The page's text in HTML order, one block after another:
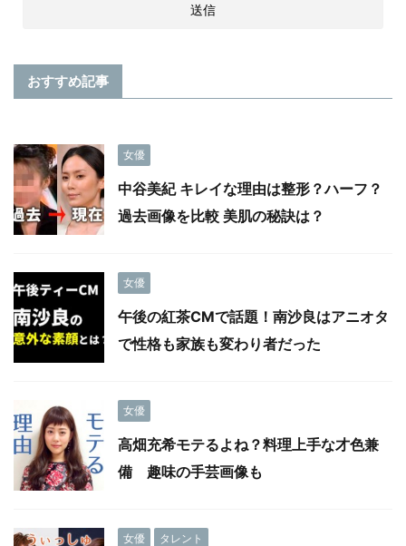
おすすめ記事
女優
中谷美紀 キレイな理由は整形？ハーフ？
過去画像を比較 美肌の秘訣は？
女優
午後の紅茶CMで話題！南沙良はアニオタ
で性格も家族も変わり者だった
女優
高畑充希モテるよね？料理上手な才色兼
備 趣味の手芸画像も
女優 タレント